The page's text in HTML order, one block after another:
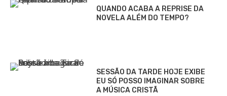
QUANDO ACABA A REPRISE DA
NOVELA ALÉM DO TEMPO?
SESSÃO DA TARDE HOJE EXIBE
EU SÓ POSSO IMAGINAR SOBRE
A MÚSICA CRISTÃ